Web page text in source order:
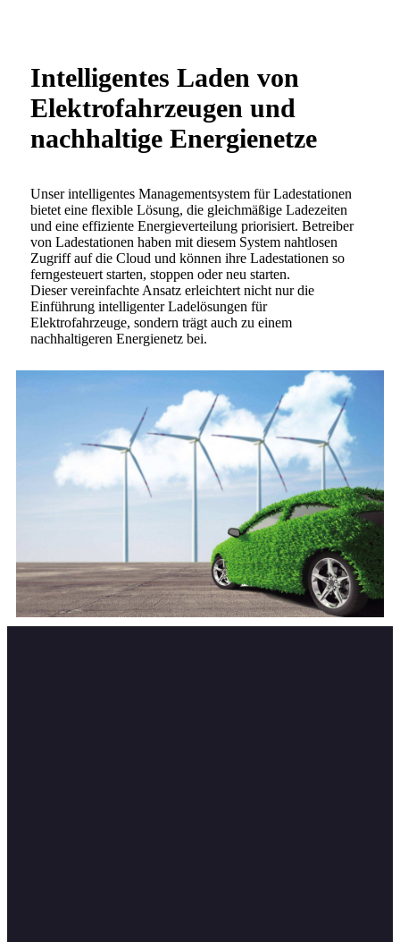
Intelligentes Laden von
Elektrofahrzeugen und
nachhaltige Energienetze
Unser intelligentes Managementsystem für Ladestationen
bietet eine flexible Lösung, die gleichmäßige Ladezeiten
und eine effiziente Energieverteilung priorisiert. Betreiber
von Ladestationen haben mit diesem System nahtlosen
Zugriff auf die Cloud und können ihre Ladestationen so
ferngesteuert starten, stoppen oder neu starten.
Dieser vereinfachte Ansatz erleichtert nicht nur die
Einführung intelligenter Ladelösungen für
Elektrofahrzeuge, sondern trägt auch zu einem
nachhaltigeren Energienetz bei.